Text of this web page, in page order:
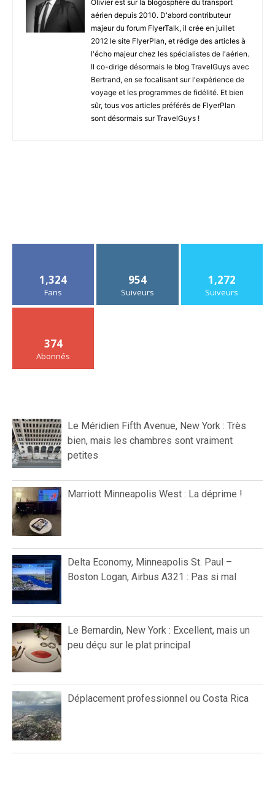
Olivier est sur la blogosphère du transport
aérien depuis 2010. D'abord contributeur
majeur du forum FlyerTalk, il crée en juillet
2012 le site FlyerPlan, et rédige des articles à
l'écho majeur chez les spécialistes de l'aérien.
Il co-dirige désormais le blog TravelGuys avec
Bertrand, en se focalisant sur l'expérience de
voyage et les programmes de fidélité. Et bien
sûr, tous vos articles préférés de FlyerPlan
sont désormais sur TravelGuys !
1,324
Fans
954
Suiveurs
1,272
Suiveurs
374
Abonnés
Le Méridien Fifth Avenue, New York : Très
bien, mais les chambres sont vraiment
petites
Marriott Minneapolis West : La déprime !
Delta Economy, Minneapolis St. Paul –
Boston Logan, Airbus A321 : Pas si mal
Le Bernardin, New York : Excellent, mais un
peu déçu sur le plat principal
Déplacement professionnel ou Costa Rica